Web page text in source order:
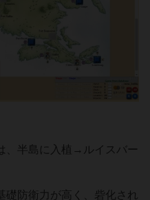
、半島に入植→ルイスバー
礎防衛力が高く、砦化され